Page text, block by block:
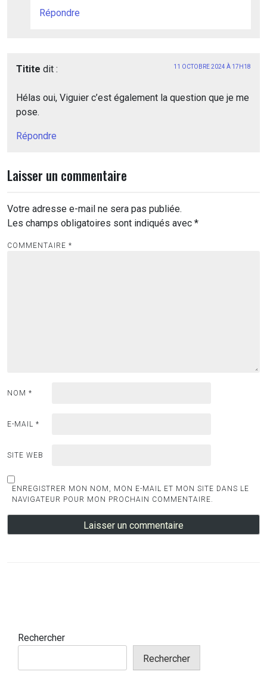
Répondre
Titite dit : 11 OCTOBRE 2024 À 17H18
Hélas oui, Viguier c’est également la question que je me
pose.
Répondre
Laisser un commentaire
Votre adresse e-mail ne sera pas publiée.
Les champs obligatoires sont indiqués avec *
COMMENTAIRE *
NOM *
E-MAIL *
SITE WEB
ENREGISTRER MON NOM, MON E-MAIL ET MON SITE DANS LE
NAVIGATEUR POUR MON PROCHAIN COMMENTAIRE.
Rechercher
Rechercher